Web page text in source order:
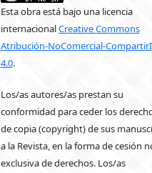
Esta obra está bajo una licencia
internacionalCreative Commons
Atribución-NoComercial-
4.0.
Los/as autores/as prestan su
conformidad para ceder los
de copia (copyright) de sus
a la Revista, en la forma de cesión
exclusiva de derechos. Los/as